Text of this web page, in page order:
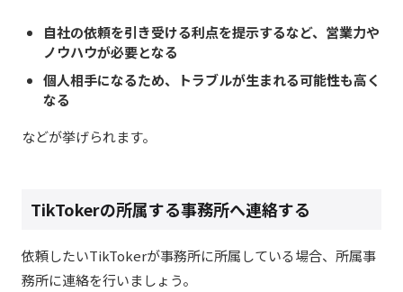
自社の依頼を引き受ける利点を提示するなど、営業力や
ノウハウが必要となる
個人相手になるため、トラブルが生まれる可能性も高く
なる
などが挙げられます。
TikTokerの所属する事務所へ連絡する
依頼したいTikTokerが事務所に所属している場合、所属事
務所に連絡を行いましょう。